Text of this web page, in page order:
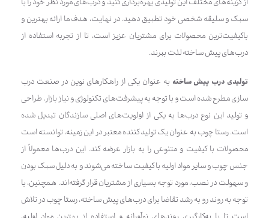
سبک و سلیقه شخصی خود تطبیق دهید. در نهایت، هدف ما ارائه بهترین و
باکیفیت‌ترین محصولات برای مشتریان عزیز است، تا از تجربه استفاده از
درب‌های پیش ساخته لذت ببرند.
تولیدی درب پیش ساخته به عنوان یکی از راهکارهای نوین در صنعت درب
سازی مطرح شده است و با توجه به پیشرفت‌های تکنولوژی و نیاز بازار، طراحی
و تولید این نوع درب‌ها به یکی از اولویت‌های اصلی سازندگان تبدیل شده
است. رستا چوب به عنوان یک تولید کننده معتبر در این زمینه، توانسته است
محصولات با کیفیت و متنوعی را به بازار عرضه کند. این درب‌ها معمولاً از
جنس چوب و سایر مواد اولیه با کیفیت ساخته می‌شوند و به دلیل سبک بودن
و سهولت در نصب، مورد توجه بسیاری از مشتریان قرار گرفته‌اند. همچنین، با
توجه به روند رو به رشد تقاضا برای درب‌های پیش ساخته، رستا چوب در تلاش